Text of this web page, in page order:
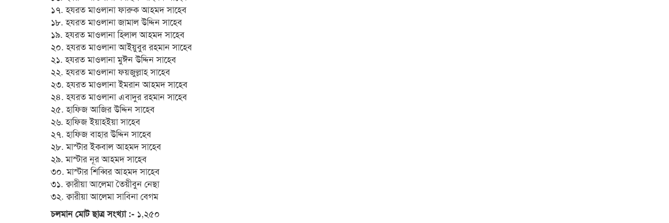
১৭. হযরত মাওলানা ফারুক আহমদ সাহেব
১৮. হযরত মাওলানা জামাল উদ্দিন সাহেব
১৯. হযরত মাওলানা হিলাল আহমদ সাহেব
২০. হযরত মাওলানা আইয়ুবুর রহমান সাহেব
২১. হযরত মাওলানা মুঈন উদ্দিন সাহেব
২২. হযরত মাওলানা ফয়জুল্লাহ সাহেব
২৩. হযরত মাওলানা ইমরান আহমদ সাহেব
২৪. হযরত মাওলানা এবাদুর রহমান সাহেব
২৫. হাফিজ আজির উদ্দিন সাহেব
২৬. হাফিজ ইয়াহইয়া সাহেব
২৭. হাফিজ বাহার উদ্দিন সাহেব
২৮. মাস্টার ইকবাল আহমদ সাহেব
২৯. মাস্টার নূর আহমদ সাহেব
৩০. মাস্টার শিব্বির আহমদ সাহেব
৩১. ক্বারীয়া আলেমা তৈয়ীবুন নেছা
৩২. ক্বারীয়া আলেমা সাবিনা বেগম
চলমান মোট ছাত্র সংখ্যা :- ১,২৫০